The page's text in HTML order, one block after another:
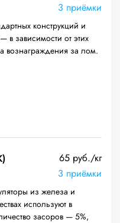
3 приёмки
конструкций и
зависимости от этих
вознаграждения за лом.
65 руб./кг
3 приёмки
из железа и
используют в
засоров — 5%,